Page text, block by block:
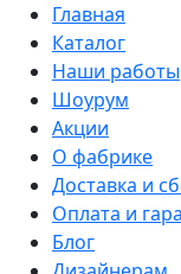
Главная
Каталог
Наши работы
Шоурум
Акции
О фабрике
Доставка и
Оплата и
Блог